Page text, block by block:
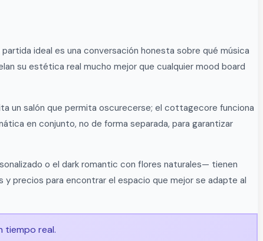
ideal es una conversación honesta sobre qué música
su estética real mucho mejor que cualquier mood board
un salón que permita oscurecerse; el cottagecore funciona
en conjunto, no de forma separada, para garantizar
o el dark romantic con flores naturales— tienen
precios para encontrar el espacio que mejor se adapte al
tiempo real.